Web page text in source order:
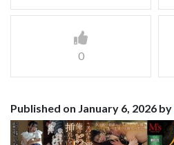
0
Published on January 6, 2026 by